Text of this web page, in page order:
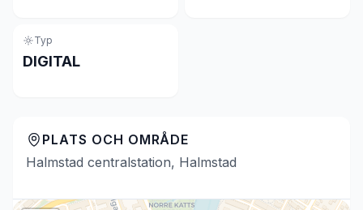
Typ
DIGITAL
PLATS OCH OMRÅDE
Halmstad centralstation, Halmstad